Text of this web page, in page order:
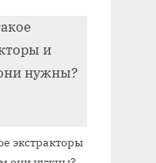
экстракторы